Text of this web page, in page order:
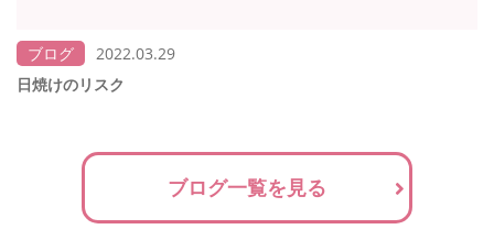
ブログ
2022.03.29
日焼けのリスク
ブログ一覧を見る